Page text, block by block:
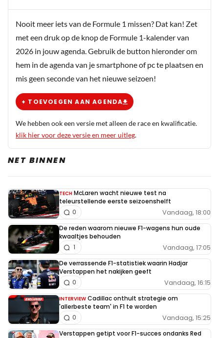
Nooit meer iets van de Formule 1 missen? Dat kan! Zet
met een druk op de knop de Formule 1-kalender van
2026 in jouw agenda. Gebruik de button hieronder om
hem in de agenda van je smartphone of pc te plaatsen en
mis geen seconde van het nieuwe seizoen!
+ TOEVOEGEN AAN AGENDA
We hebben ook een versie met alleen de race en kwalificatie.
klik hier voor deze versie en meer uitleg.
NET BINNEN
TECH McLaren wacht nieuwe test na
teleurstellende eerste seizoenshelft
Vandaag, 18:00
0
De reden waarom nieuwe F1-wagens hun oude
kwaaltjes behouden
Vandaag, 17:05
1
De verrassende F1-statistiek waarin Hadjar
Verstappen het nakijken geeft
Vandaag, 16:15
0
INTERVIEW Cadillac onthult strategie om
'allerbeste team' in F1 te worden
Vandaag, 15:25
0
Verstappen getipt voor F1-succes ondanks Red